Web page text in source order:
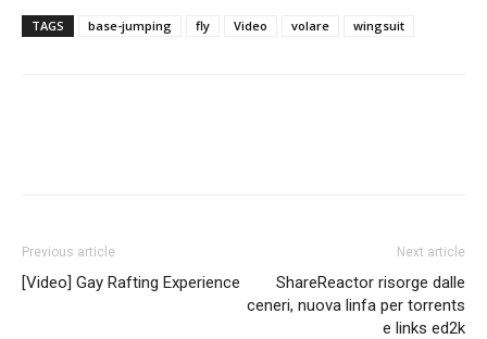
TAGS base-jumping fly Video volare wingsuit
Previous article
[Video] Gay Rafting Experience
Next article
ShareReactor risorge dalle
ceneri, nuova linfa per torrents
e links ed2k